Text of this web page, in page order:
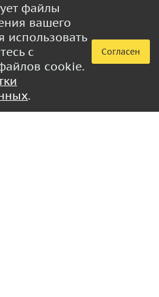
файлы
вашего
с
cookie.
.
Согласен